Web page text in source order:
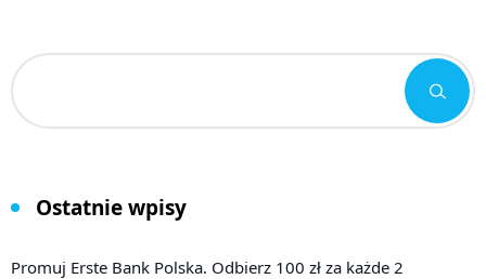
Ostatnie wpisy
Promuj Erste Bank Polska. Odbierz 100 zł za każde 2